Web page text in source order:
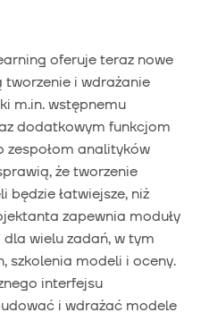
oferuje teraz nowe
tworzenie i wdrażanie
m.in. wstępnemu
dodatkowym funkcjom
zespołom analityków
że tworzenie
łatwiejsze, niż
zapewnia moduły
dla wielu zadań, w tym
szkolenia modeli i oceny.
interfejsu
i wdrażać modele